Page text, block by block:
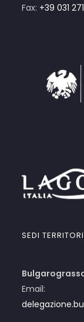
Fax: +39 031
SEDI
Email: